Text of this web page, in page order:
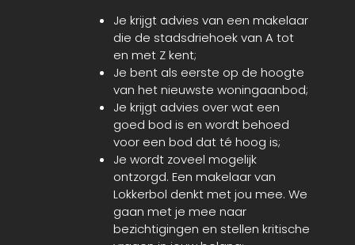
Je krijgt advies van een makelaar
die de stadsdriehoek van A tot
en met Z kent;
Je bent als eerste op de hoogte
van het nieuwste woningaanbod;
Je krijgt advies over wat een
goed bod is en wordt behoed
voor een bod dat té hoog is;
Je wordt zoveel mogelijk
ontzorgd. Een makelaar van
Lokkerbol denkt met jou mee. We
gaan met je mee naar
bezichtigingen en stellen kritische